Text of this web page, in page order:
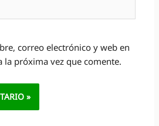
correo electrónico y web en
la próxima vez que comente.